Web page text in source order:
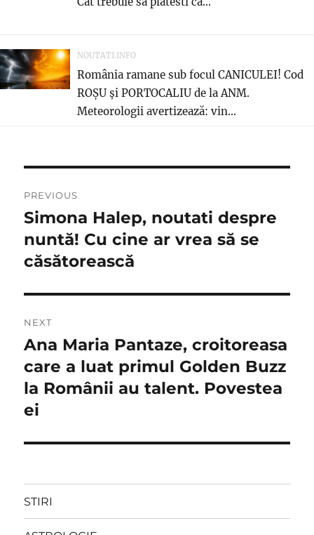
NOUTATI.INFO
România ramane sub focul CANICULEI! Cod
ROȘU și PORTOCALIU de la ANM.
Meteorologii avertizează: vin...
în
articole
PREVIOUS
Previous
post:
Simona Halep, noutati despre
nuntă! Cu cine ar vrea să se
căsătorească
NEXT
Next
post:
Ana Maria Pantaze, croitoreasa
care a luat primul Golden Buzz
la Românii au talent. Povestea
ei
STIRI